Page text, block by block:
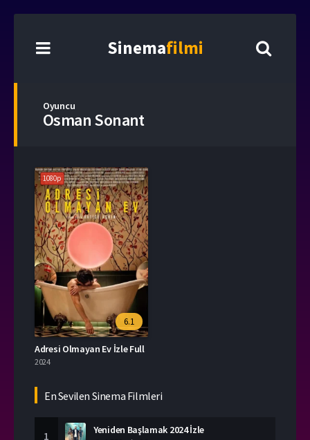
Sinemafilmi
Oyuncu
Osman Sonant
1080p
6.1
Adresi Olmayan Ev İzle Full
2024
En Sevilen Sinema Filmleri
1 Yeniden Başlamak 2024 İzle